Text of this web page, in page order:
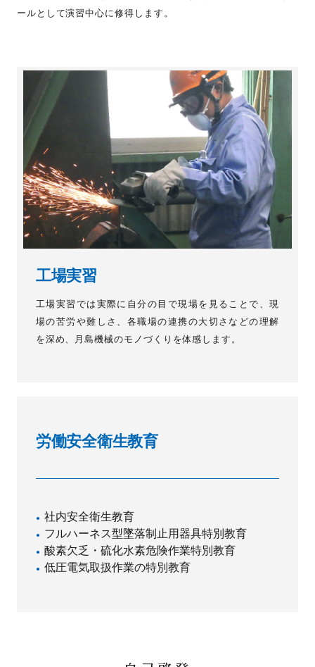
ールとして演習中心に修得します。
工場実習
工場実習では実際に自分の目で現場を見ることで、現
場の苦労や難しさ、各職場の連携の大切さなどの理解
を深め、月島機械のモノづくりを体感します。
労働安全衛生教育
社内安全衛生教育
フルハーネス型墜落制止用器具特別教育
酸素欠乏・硫化水素危険作業特別教育
低圧電気取扱作業の特別教育